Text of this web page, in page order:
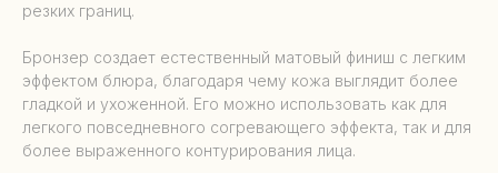
резких границ.
Бронзер создает естественный матовый финиш с легким
эффектом блюра, благодаря чему кожа выглядит более
гладкой и ухоженной. Его можно использовать как для
легкого повседневного согревающего эффекта, так и для
более выраженного контурирования лица.